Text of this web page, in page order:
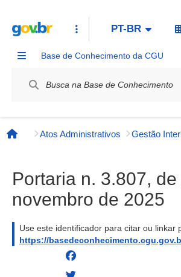
PT-BR
Base de Conhecimento da CGU
Página inicial
Atos Administrativos Gestão
Portaria n. 3.807,
novembro de 2025
Use este identificador para citar ou linkar
https://